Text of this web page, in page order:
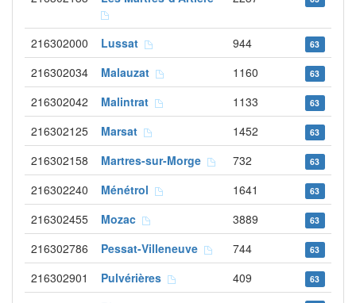
216302000 Lussat 944 63
216302034 Malauzat 1160 63
216302042 Malintrat 1133 63
216302125 Marsat 1452 63
216302158 Martres-sur-Morge 732 63
216302240 Ménétrol 1641 63
216302455 Mozac 3889 63
216302786 Pessat-Villeneuve 744 63
216302901 Pulvérières 409 63